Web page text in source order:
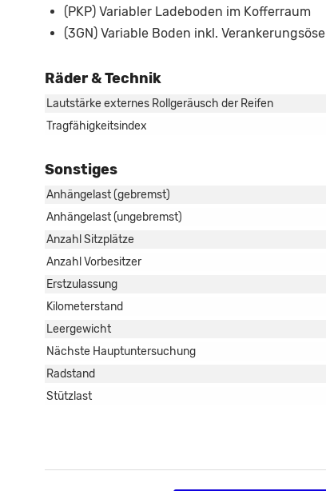
(PKP) Variabler Ladeboden im Kofferraum
(3GN) Variable Boden inkl.
Räder & Technik
Lautstärke externes Rollgeräusch der Reifen
Tragfähigkeitsindex
Sonstiges
Anhängelast (gebremst)
Anhängelast (ungebremst)
Anzahl Sitzplätze
Anzahl Vorbesitzer
Erstzulassung
Kilometerstand
Leergewicht
Nächste Hauptuntersuchung
Radstand
Stützlast